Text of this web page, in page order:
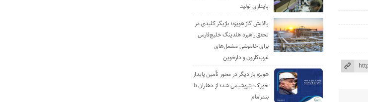
پایداری تولید
پالایش گاز هویزه؛ بازیگر کلیدی در
تحقق راهبرد هلدینگ خلیج‌فارس
برای خاموشی مشعل‌های
غرب‌کارون و دارخوین
هویزه بار دیگر در محور تأمین پایدار
خوراک پتروشیمی شد؛ از دهلران تا
بندرامام